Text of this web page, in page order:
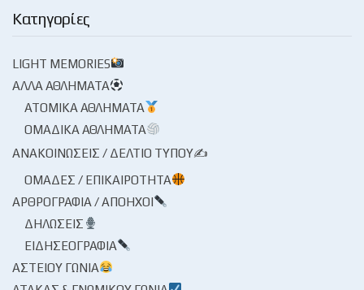
Κατηγορίες
LIGHT MEMORIES
ΆΛΛΑ ΑΘΛΉΜΑΤΑ
ΑΤΟΜΙΚΆ ΑΘΛΉΜΑΤΑ
ΟΜΑΔΙΚΆ ΑΘΛΉΜΑΤΑ
ΑΝΑΚΟΙΝΏΣΕΙΣ / ΔΕΛΤΊΟ ΤΎΠΟΥ✍
ΟΜΆΔΕΣ / ΕΠΙΚΑΙΡΌΤΗΤΑ
ΑΡΘΡΟΓΡΑΦΊΑ / ΑΠΌΗΧΟΙ
ΔΗΛΏΣΕΙΣ
ΕΙΔΗΣΕΟΓΡΑΦΊΑ
ΑΣΤΕΊΟΥ ΓΩΝΊΑ